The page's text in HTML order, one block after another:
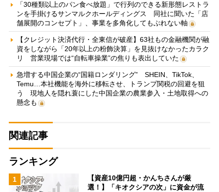
「30種類以上のパン食べ放題」で行列のできる新形態レストラ
ンを手掛けるサンマルクホールディングス 同社に聞いた「店
舗展開のコンセプト」、事業を多角化してもぶれない軸
【クレジット決済代行・全東信が破産】63社もの金融機関が融
資をしながら「20年以上の粉飾決算」を見抜けなかったカラク
リ 営業現場では“自転車操業”の焦りも表出していた
急増する中国企業の“国籍ロンダリング” SHEIN、TikTok、
Temu…本社機能を海外に移転させ、トランプ関税の回避を狙
う 現地人を隠れ蓑にした中国企業の農業参入・土地取得への
懸念も
関連記事
ランキング
1
【資産10億円超・かんちさんが厳
選！】「キオクシアの次」に資金が流